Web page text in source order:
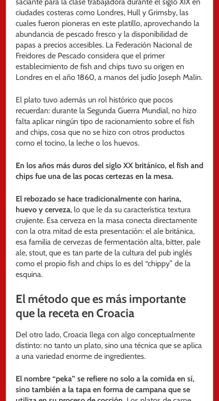
ciudades costeras como Londres, Hull y Grimsby, las
cuales fueron pioneras en este platillo, aprovechando la
abundancia de pescado fresco y la disponibilidad de
papas a precios accesibles. La Federación Nacional de
Freidores de Pescado considera que el primer
establecimiento de fish and chips tuvo su origen en
Londres en el año 1860, a manos del judío Joseph Malin.
El plato tuvo además un rol histórico que pocos
recuerdan: durante la Segunda Guerra Mundial, no hizo
falta aplicar ningún tipo de racionamiento sobre el fish
and chips, cosa que no se hizo con otros productos
como el tocino, la leche o los huevos.
En los años más duros del siglo XX británico, el fish and
chips fue una de las pocas certezas en la mesa.
El rebozado se hace tradicionalmente con harina,
huevo y cerveza, lo que le da su característica textura
crujiente. Esa cerveza en la masa conecta directamente
con la otra mitad de esta presentación: el ale británica,
esa familia de cervezas de fermentación alta, bitter, pale
ale, stout, que es tan parte de la cultura del pub inglés
como el propio fish and chips lo es del “chippy” de la
esquina.
El método que es más importante
que la receta en Croacia
Del otro lado, Croacia llega con algo conceptualmente
distinto: no tanto un plato, sino una técnica que se aplica
a una variedad enorme de ingredientes.
El nombre “peka” se refiere no solo a la comida en sí,
sino también a la tapa en forma de campana que se